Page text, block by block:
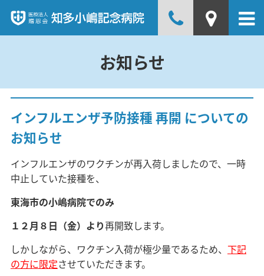
お知らせ
インフルエンザ予防接種 再開 についての
お知らせ
インフルエンザのワクチンが再入荷しましたので、一時
中止していた接種を、
東海市の小嶋病院でのみ
１２月８日（金）より再開致します。
しかしながら、ワクチン入荷が極少量であるため、 下記
の方に限定させていただきます。